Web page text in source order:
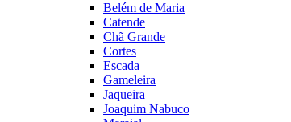
Belém de Maria
Catende
Chã Grande
Cortes
Escada
Gameleira
Jaqueira
Joaquim Nabuco